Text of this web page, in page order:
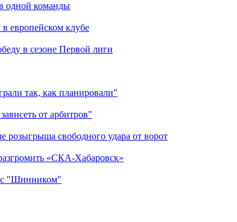
одной команды
европейском клубе
в сезоне Первой лиги
так, как планировали"
от арбитров"
розыгрыша свободного удара от ворот
«СКА-Хабаровск»
с "Шинником"